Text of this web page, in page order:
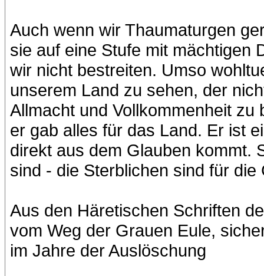
Auch wenn wir Thaumaturgen
sie auf eine Stufe mit mächtigen
wir nicht bestreiten. Umso
unserem Land zu sehen, der
Allmacht und Vollkommenheit
er gab alles für das Land. Er ist
direkt aus dem Glauben kommt.
sind - die Sterblichen sind für
Aus den Häretischen Schriften
vom Weg der Grauen Eule,
im Jahre der Auslöschung